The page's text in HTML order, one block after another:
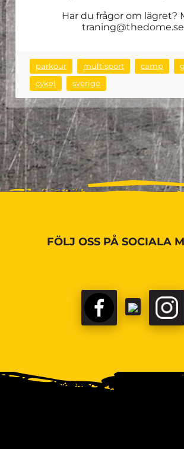
Har du frågor om lägret?
traning@thedome.se
parkour multisport camp
cykel
sverige
FÖLJ OSS PÅ SOCIALA